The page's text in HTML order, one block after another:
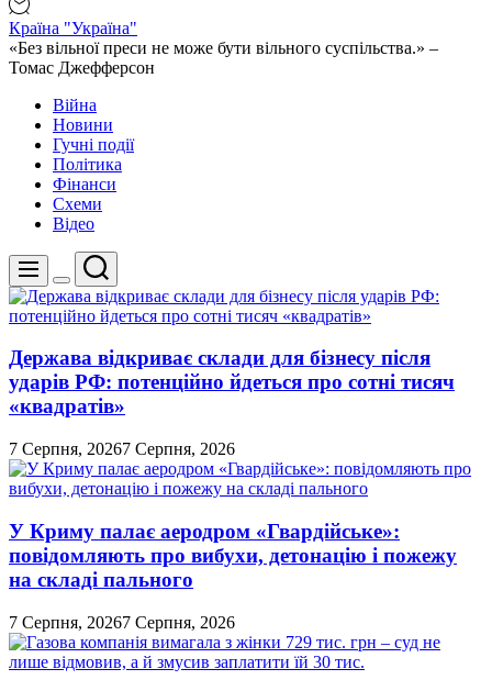
Країна "Україна"
«Без вільної преси не може бути вільного суспільства.» –
Томас Джефферсон
Війна
Новини
Гучні події
Політика
Фінанси
Схеми
Відео
Меню
Перемикач
кольорового
режиму
Пошук
Держава відкриває склади для бізнесу після
ударів РФ: потенційно йдеться про сотні тисяч
«квадратів»
7 Серпня, 20267 Серпня, 2026
У Криму палає аеродром «Гвардійське»:
повідомляють про вибухи, детонацію і пожежу
на складі пального
7 Серпня, 20267 Серпня, 2026